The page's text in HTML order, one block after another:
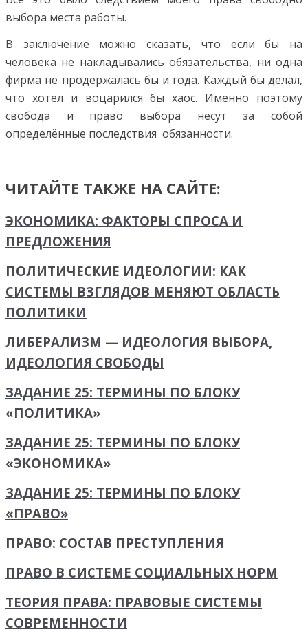
выбора места работы.
В заключение можно сказать, что если бы на
человека не накладывались обязательства, ни одна
фирма не продержалась бы и года. Каждый бы делал,
что хотел и воцарился бы хаос. Именно поэтому
свобода и право выбора несут за собой
определённые последствия обязанности.
ЧИТАЙТЕ ТАКЖЕ НА САЙТЕ:
ЭКОНОМИКА: ФАКТОРЫ СПРОСА И
ПРЕДЛОЖЕНИЯ
ПОЛИТИЧЕСКИЕ ИДЕОЛОГИИ: КАК
СИСТЕМЫ ВЗГЛЯДОВ МЕНЯЮТ ОБЛАСТЬ
ПОЛИТИКИ
ЛИБЕРАЛИЗМ — ИДЕОЛОГИЯ ВЫБОРА,
ИДЕОЛОГИЯ СВОБОДЫ
ЗАДАНИЕ 25: ТЕРМИНЫ ПО БЛОКУ
«ПОЛИТИКА»
ЗАДАНИЕ 25: ТЕРМИНЫ ПО БЛОКУ
«ЭКОНОМИКА»
ЗАДАНИЕ 25: ТЕРМИНЫ ПО БЛОКУ
«ПРАВО»
ПРАВО: СОСТАВ ПРЕСТУПЛЕНИЯ
ПРАВО В СИСТЕМЕ СОЦИАЛЬНЫХ НОРМ
ТЕОРИЯ ПРАВА: ПРАВОВЫЕ СИСТЕМЫ
СОВРЕМЕННОСТИ